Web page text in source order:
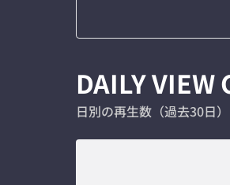
DAILY VIEW
日別の再生数（過去30日）